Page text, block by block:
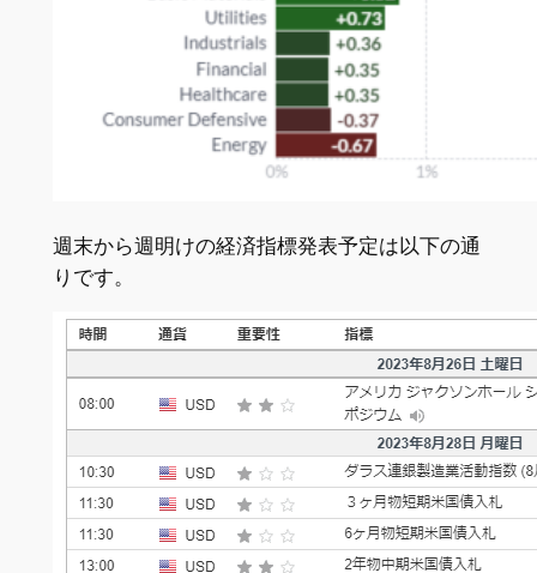
週末から週明けの経済指標発表予定は以下の通
りです。